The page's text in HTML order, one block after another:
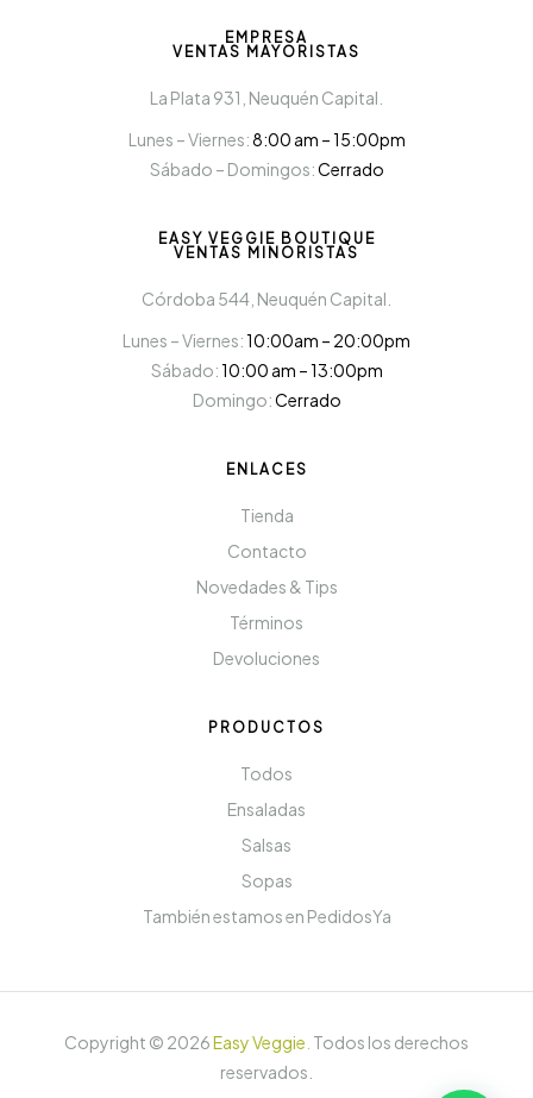
EMPRESA
VENTAS MAYORISTAS
La Plata 931, Neuquén Capital.
Lunes – Viernes:8:00 am – 15:00pm
Sábado – Domingos:Cerrado
EASY VEGGIE BOUTIQUE
VENTAS MINORISTAS
Córdoba 544, Neuquén Capital.
Lunes – Viernes:10:00am – 20:00pm
Sábado:10:00 am – 13:00pm
Domingo:Cerrado
ENLACES
Tienda
Contacto
Novedades & Tips
Términos
Devoluciones
PRODUCTOS
Todos
Ensaladas
Salsas
Sopas
También estamos en PedidosYa
Copyright © 2026Easy Veggie Todos los derechos
reservados.